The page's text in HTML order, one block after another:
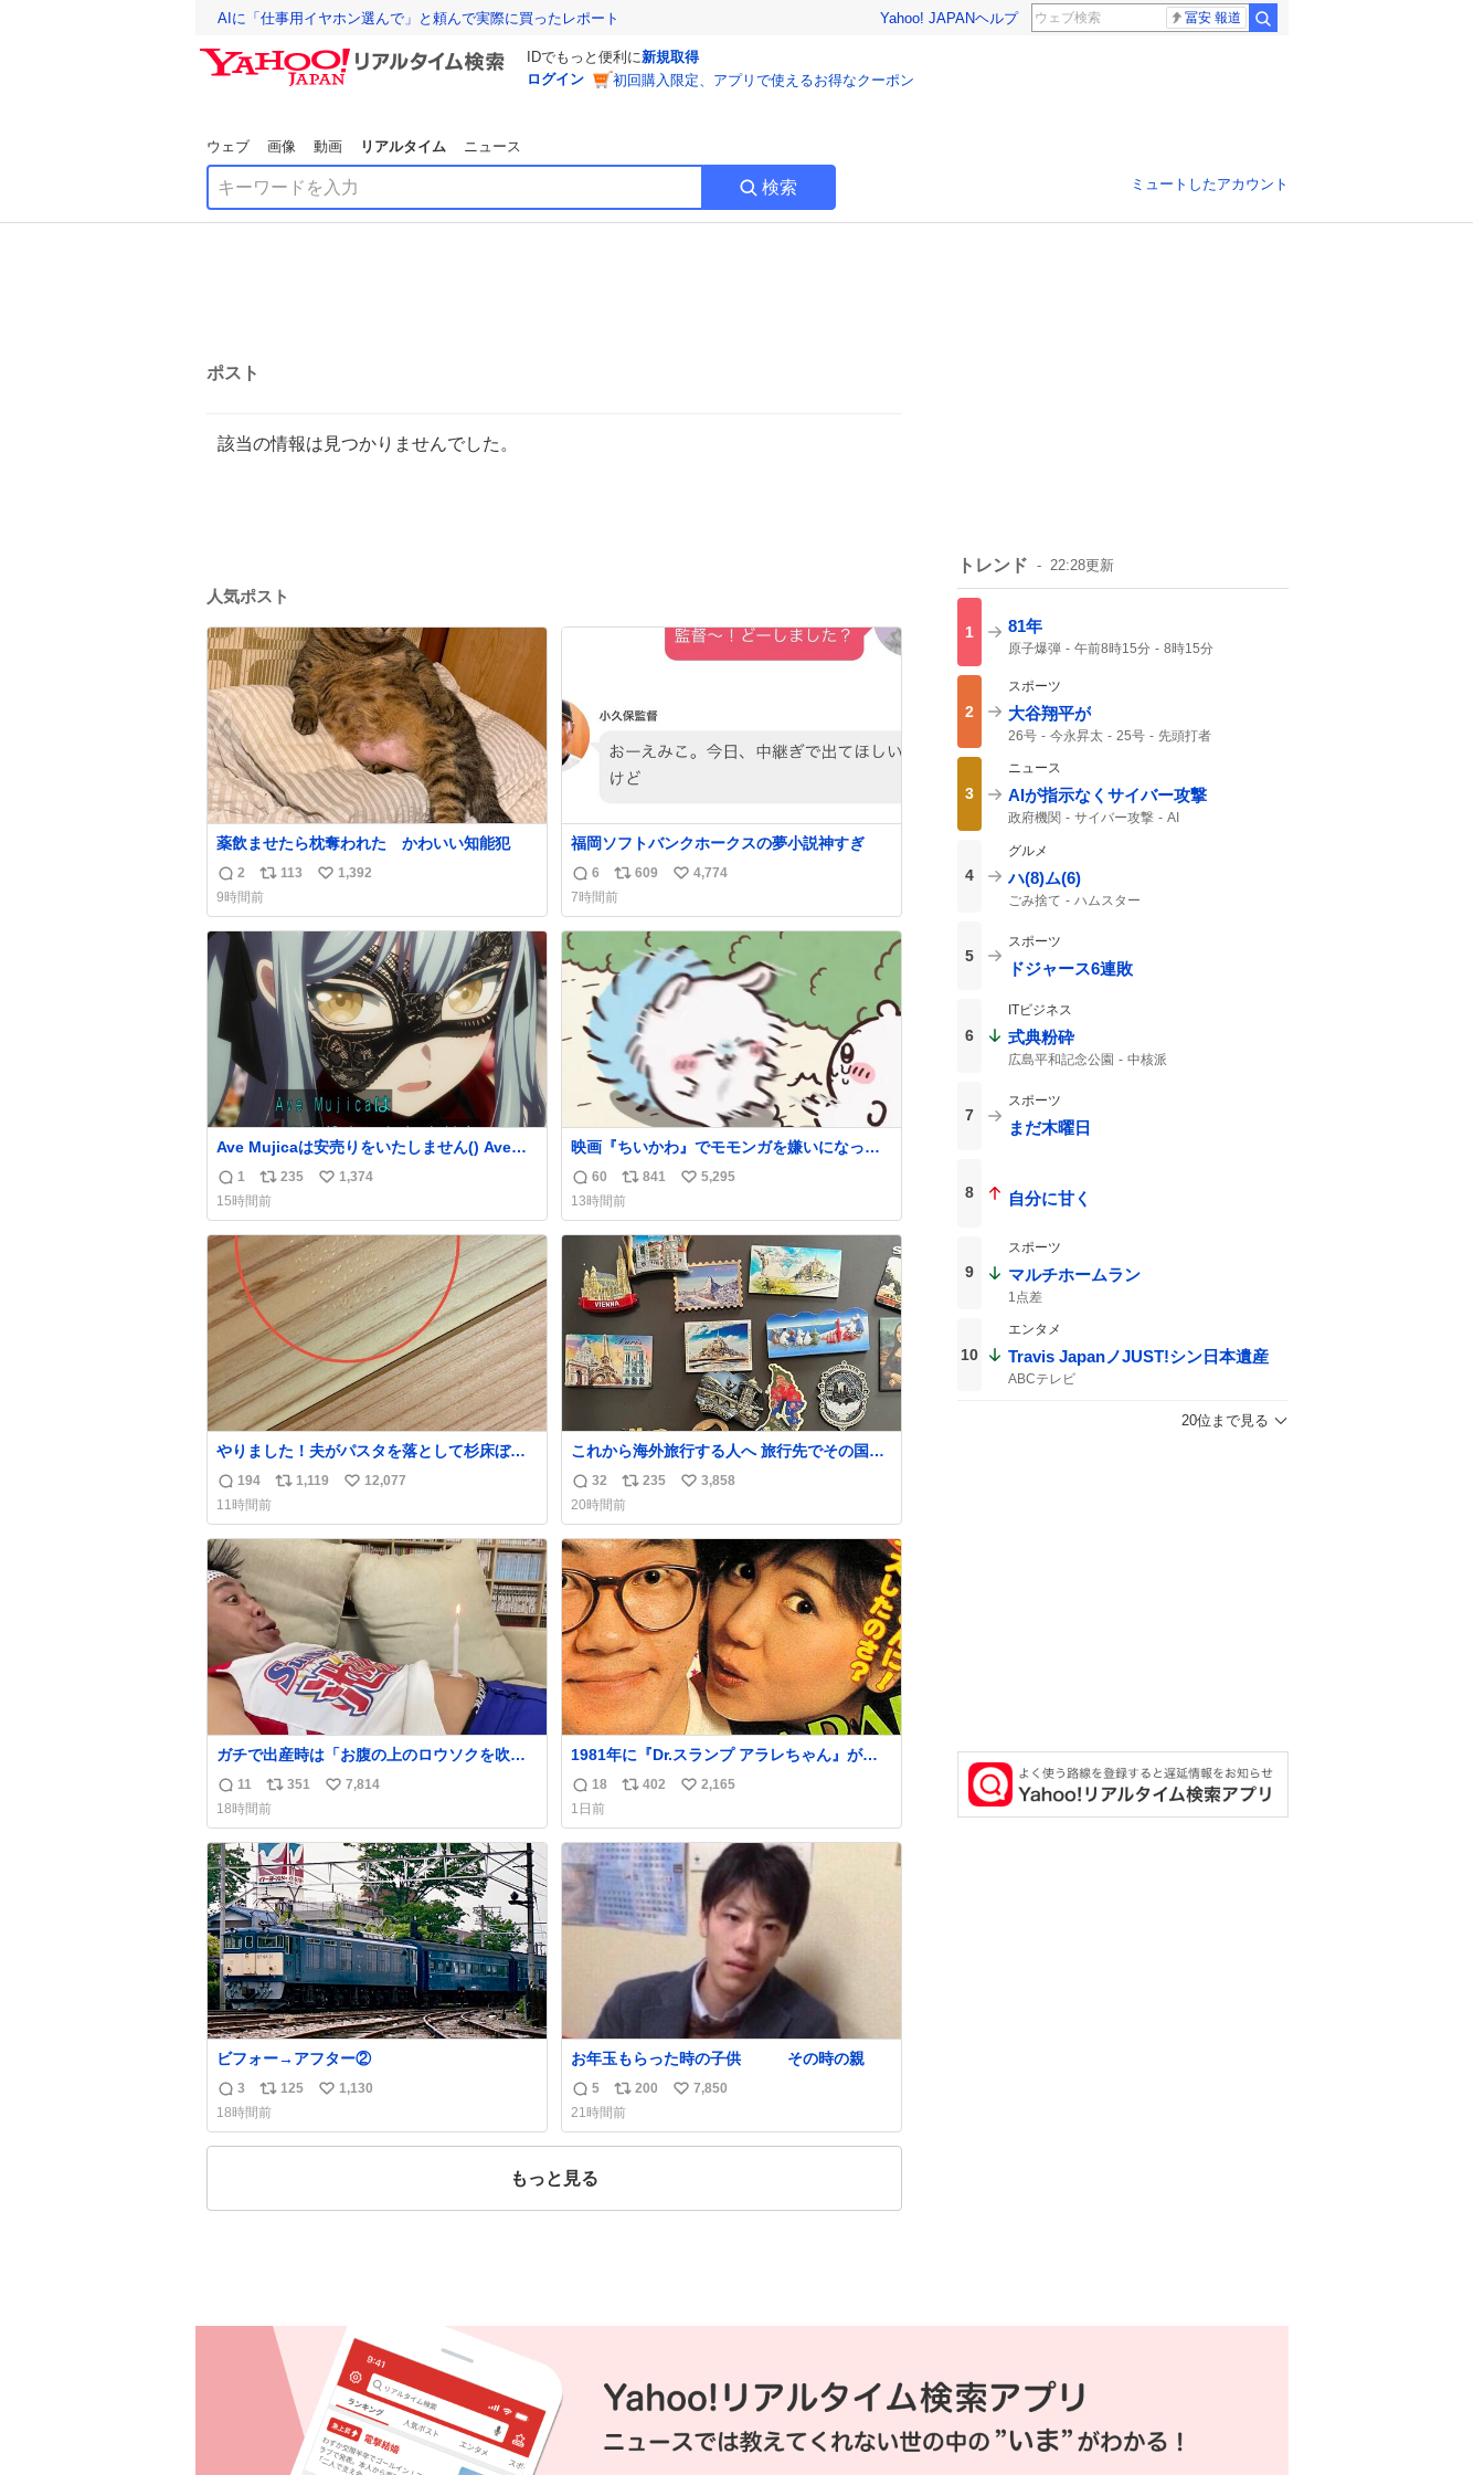
AIに「仕事用イヤホン選んで」と頼んで実際に買ったレポート Yahoo! JAPANヘルプ 冨安 報道
IDでもっと便利に新規取得
ログイン
初回購入限定、アプリで使えるお得なクーポン
ウェブ 画像 動画 リアルタイム ニュース
検索 ミュートしたアカウント
ポスト
該当の情報は見つかりませんでした。
人気ポスト
薬飲ませたら枕奪われた かわいい知能犯
返
信
数
2
リ
ポ
ス
ト
数
113
い
ね
数
1,392
9時間前
福岡ソフトバンクホークスの夢小説神すぎ
返
信
数
6
リ
ポ
ス
数
609
い
ね
数
4,774
7時間前
Ave Mujicaは安売りをいたしません() Ave
Mujicaの世界観が壊れてしまいますわ()
返
信
数
1
リ
ポ
ス
ト
数
235
い
ね
数
1,374
15時間前
映画『ちいかわ』でモモンガを嫌いになった
人へ それでも愛される理由と可能性 kai-
you.net/article/96186 『映画ちいかわ 人魚の
島のひみつ』を3回観て、原作も追っている筆
者が、モモンガの名誉回復を試みようとする
記事です。ちいかわ初心者向けです🖊
返
信
数
60
リ
ポ
ス
ト
数
841
い
ね
数
5,295
13時間前
やりました！夫がパスタを落として杉床ぼこ
ぼこしました！よかったーーー！ファースト
ぼこぼこ自分じゃなくて！これで第二波いつ
でもいけます！！！✌️いやーほっとした！ 杉
床を採用しようとしている方々へ忠告です。
杉床は乾燥パスタに負けます。豆腐くらいや
わやわです。
返
信
数
194
リ
ス
ト
数
1,119
い
ね
数
12,077
11時間前
これから海外旅行する人へ 旅行先でその国や
都市を象徴する マグネットを買って欲しい。
僕は交換留学してた1年間で20カ国回ったけ
ど、旅行先で必ずマグネットを買い、今は家
の冷蔵庫に貼ってる。 交換留学が終わって1
年経つけどそれぞれのマグネットを見る度に
旅の思い出が鮮明によみがえります。
返
信
数
32
リ
ポ
ス
ト
数
235
い
ね
数
3,858
20時間前
ガチで出産時は「お腹の上のロウソクを吹き
消さんとするサンシャイン池崎」だったし、
お産後の股裂け状態でのトイレは「とにかく
明るい安村の体勢」が1番楽
返
信
数
11
リ
ポ
ス
ト
数
351
い
ね
数
7,814
18時間前
1981年に『Dr.スランプ アラレちゃん』が放
映開始された直後の鳥山明さんと、小山茉美
さんです。
返
信
数
18
リ
ス
ト
数
402
い
ね
数
2,165
1日前
ビフォー→アフター②
返
信
数
3
リ
ポ
ス
125
い
ね
1,130
18時間前
お年玉もらった時の子供 その時の親
返
信
数
5
リ
ポ
ス
200
い
ね
7,850
21時間前
もっと見る
トレンド 22:28更新
1 81年
原子爆弾 午前8時15分
8時15分
2
スポーツ
大谷翔平が
26号 今永昇太 25号
先頭打者
今永
3
ニュース
AIが指示なくサイバー攻撃
政府機関 サイバー攻撃 AI
4
グルメ
ハ(8)ム(6)
ごみ捨て ハムスター
5
スポーツ
ドジャース6連敗
6
ITビジネス
式典粉砕
広島平和記念公園 中核派
7
スポーツ
まだ木曜日
8 自分に甘く
9
スポーツ
マルチホームラン
1点差
10
エンタメ
Travis JapanノJUST!シン日本遺産
ABCテレビ
20位まで見る